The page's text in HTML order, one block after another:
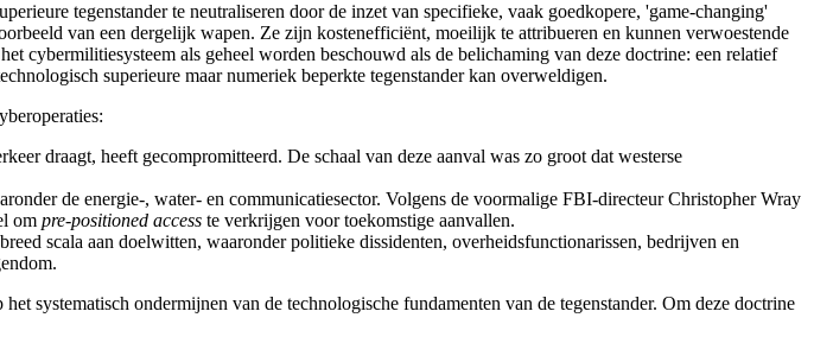
tegenstander te neutraliseren door de inzet van specifieke, vaak goedkopere, 'game-changing'
van een dergelijk wapen. Ze zijn kostenefficiënt, moeilijk te attribueren en kunnen verwoestende
cybermilitiesysteem als geheel worden beschouwd als de belichaming van deze doctrine: een relatief
superieure maar numeriek beperkte tegenstander kan overweldigen.
draagt, heeft gecompromitteerd. De schaal van deze aanval was zo groot dat westerse
de energie-, water- en communicatiesector. Volgens de voormalige FBI-directeur Christopher Wray
om pre-positioned access te verkrijgen voor toekomstige aanvallen.
scala aan doelwitten, waaronder politieke dissidenten, overheidsfunctionarissen, bedrijven en
systematisch ondermijnen van de technologische fundamenten van de tegenstander. Om deze doctrine